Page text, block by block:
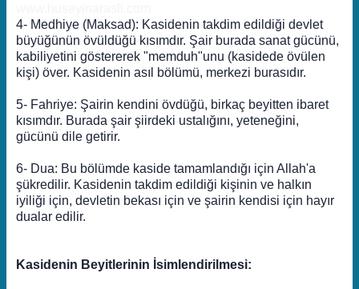
4- Medhiye (Maksad): Kasidenin takdim edildiği devlet
büyüğünün övüldüğü kısımdır. Şair burada sanat gücünü,
kabiliyetini göstererek "memduh"unu (kasidede övülen
kişi) över. Kasidenin asıl bölümü, merkezi burasıdır.
5- Fahriye: Şairin kendini övdüğü, birkaç beyitten ibaret
kısımdır. Burada şair şiirdeki ustalığını, yeteneğini,
gücünü dile getirir.
6- Dua: Bu bölümde kaside tamamlandığı için Allah'a
şükredilir. Kasidenin takdim edildiği kişinin ve halkın
iyiliği için, devletin bekası için ve şairin kendisi için hayır
dualar edilir.
Kasidenin Beyitlerinin İsimlendirilmesi: